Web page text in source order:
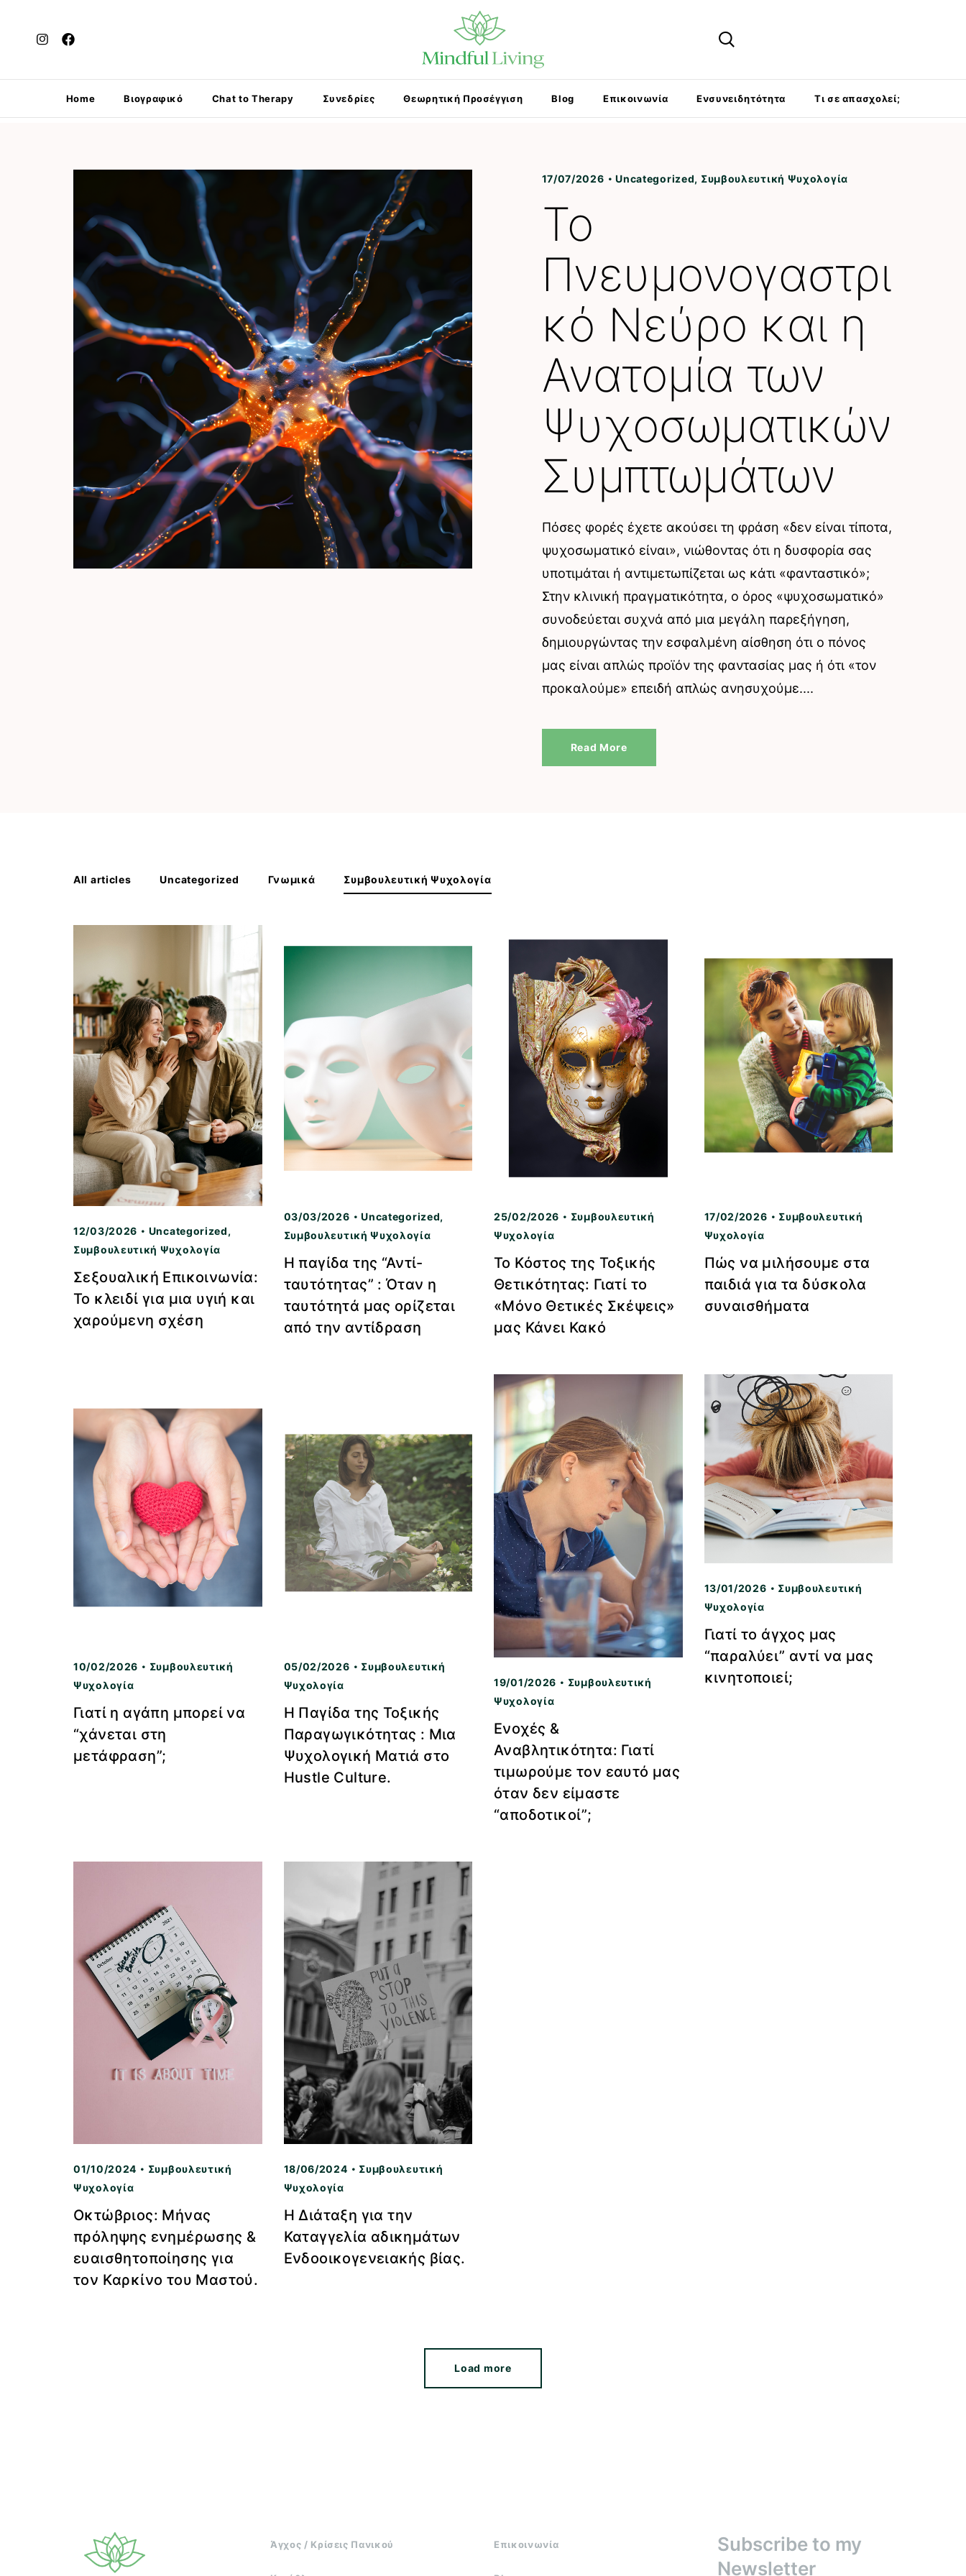
Home Βιογραφικό Chat to Therapy Συνεδρίες Θεωρητική Προσέγγιση Blog Επικοινωνία Ενσυνειδητότητα Τι σε απασχολεί;
17/07/2026 Uncategorized, Συμβουλευτική Ψυχολογία
Το
Πνευμονογαστρι
κό Νεύρο και η
Ανατομία των
Ψυχοσωματικών
Συμπτωμάτων
Πόσες φορές έχετε ακούσει τη φράση «δεν είναι τίποτα,
ψυχοσωματικό είναι», νιώθοντας ότι η δυσφορία σας
υποτιμάται ή αντιμετωπίζεται ως κάτι «φανταστικό»;
Στην κλινική πραγματικότητα, ο όρος «ψυχοσωματικό»
συνοδεύεται συχνά από μια μεγάλη παρεξήγηση,
δημιουργώντας την εσφαλμένη αίσθηση ότι ο πόνος
μας είναι απλώς προϊόν της φαντασίας μας ή ότι «τον
προκαλούμε» επειδή απλώς ανησυχούμε....
Read More
All articles Uncategorized Γνωμικά Συμβουλευτική Ψυχολογία
12/03/2026 Uncategorized,
Συμβουλευτική Ψυχολογία
Σεξουαλική Επικοινωνία:
Το κλειδί για μια υγιή και
χαρούμενη σχέση
03/03/2026 Uncategorized,
Συμβουλευτική Ψυχολογία
Η παγίδα της “Αντί-
ταυτότητας” : Όταν η
ταυτότητά μας ορίζεται
από την αντίδραση
25/02/2026
Συμβουλευτική
Ψυχολογία
Το Κόστος της Τοξικής
Θετικότητας: Γιατί το
«Μόνο Θετικές Σκέψεις»
μας Κάνει Κακό
17/02/2026
Συμβουλευτική
Ψυχολογία
Πώς να μιλήσουμε στα
παιδιά για τα δύσκολα
συναισθήματα
10/02/2026
Συμβουλευτική
Ψυχολογία
Γιατί η αγάπη μπορεί να
“χάνεται στη
μετάφραση”;
05/02/2026
Συμβουλευτική
Ψυχολογία
Η Παγίδα της Τοξικής
Παραγωγικότητας : Μια
Ψυχολογική Ματιά στο
Hustle Culture.
19/01/2026
Συμβουλευτική
Ψυχολογία
Ενοχές &
Αναβλητικότητα: Γιατί
τιμωρούμε τον εαυτό μας
όταν δεν είμαστε
“αποδοτικοί”;
13/01/2026
Συμβουλευτική
Ψυχολογία
Γιατί το άγχος μας
“παραλύει” αντί να μας
κινητοποιεί;
01/10/2024
Συμβουλευτική
Ψυχολογία
Οκτώβριος: Mήνας
πρόληψης ενημέρωσης &
ευαισθητοποίησης για
τον Kαρκίνο του Μαστού.
18/06/2024
Συμβουλευτική
Ψυχολογία
Η Διάταξη για την
Καταγγελία αδικημάτων
Ενδοοικογενειακής βίας.
Load more
Άγχος / Κρίσεις Πανικού Επικοινωνία
Subscribe to my
Newsletter